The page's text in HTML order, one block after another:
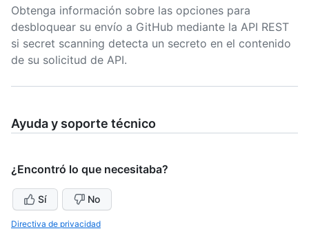
Obtenga información sobre las opciones para
desbloquear su envío a GitHub mediante la API REST
si secret scanning detecta un secreto en el contenido
de su solicitud de API.
Ayuda y soporte técnico
¿Encontró lo que necesitaba?
Sí No
Directiva de privacidad